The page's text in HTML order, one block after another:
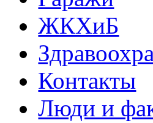
ЖКХиБ
Контакты
Люди и